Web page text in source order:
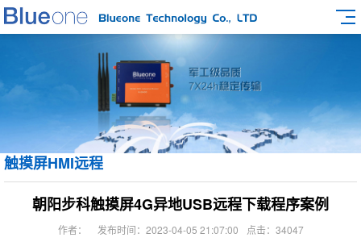
触摸屏HMI远程
朝阳步科触摸屏4G异地USB远程下载程序案例
作者： 发布时间：2023-04-05 21:07:00 点击：34047